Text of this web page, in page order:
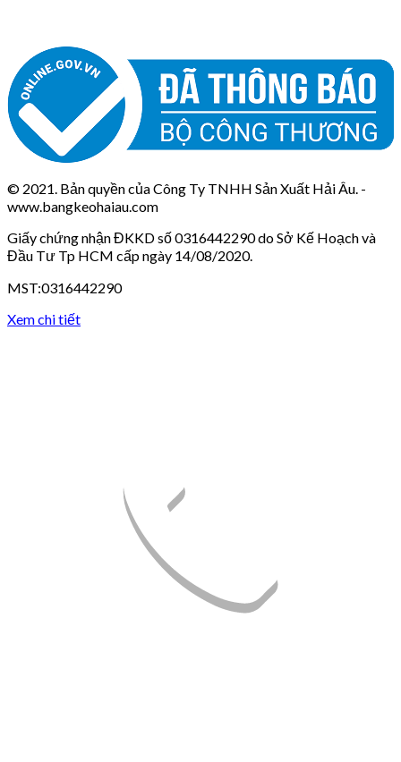
© 2021. Bản quyền của Công Ty TNHH Sản Xuất Hải Âu. -
www.bangkeohaiau.com
Giấy chứng nhận ĐKKD số 0316442290 do Sở Kế Hoạch và
Đầu Tư Tp HCM cấp ngày 14/08/2020.
MST:0316442290
Xem chi tiết